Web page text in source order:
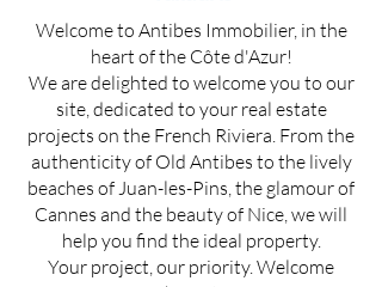
Welcome to Antibes Immobilier, in the
heart of the Côte d'Azur!
We are delighted to welcome you to our
site, dedicated to your real estate
projects on the French Riviera. From the
authenticity of Old Antibes to the lively
beaches of Juan-les-Pins, the glamour of
Cannes and the beauty of Nice, we will
help you find the ideal property.
Your project, our priority. Welcome